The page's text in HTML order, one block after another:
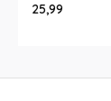
25,99